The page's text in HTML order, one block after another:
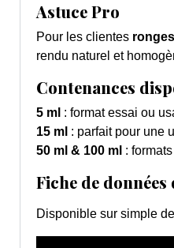
Astuce Pro
Pour les clientes
rendu naturel et
Contenances
5 ml : format essai ou
15 ml : parfait pour une
50 ml & 100 ml :
Fiche de
Disponible sur simple